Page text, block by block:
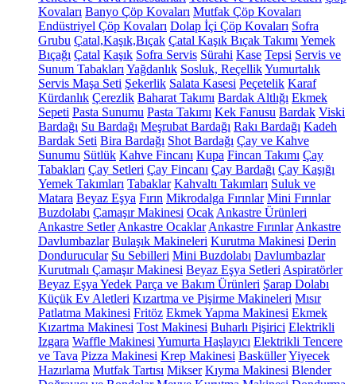
Kovaları Banyo Çöp Kovaları Mutfak Çöp Kovaları
Endüstriyel Çöp Kovaları Dolap İçi Çöp Kovaları Sofra
Grubu Çatal,Kaşık,Bıçak Çatal Kaşık Bıçak Takımı Yemek
Bıçağı Çatal Kaşık Sofra Servis Sürahi Kase Tepsi Servis ve
Sunum Tabakları Yağdanlık Sosluk, ReçellikYumurtalık
Servis Maşa Seti Şekerlik Salata Kasesi Peçetelik Karaf
Kürdanlık Çerezlik Baharat Takımı Bardak Altlığı Ekmek
Sepeti Pasta Sunumu Pasta Takımı Kek Fanusu Bardak Viski
Bardağı Su Bardağı Meşrubat Bardağı Rakı Bardağı Kadeh
Bardak Seti Bira Bardağı Shot Bardağı Çay ve Kahve
Sunumu Sütlük Kahve Fincanı Kupa Fincan Takımı Çay
Tabakları Çay Setleri Çay Fincanı Çay Bardağı Çay Kaşığı
Yemek Takımları Tabaklar Kahvaltı Takımları Suluk ve
Matara Beyaz Eşya Fırın Mikrodalga Fırınlar Mini Fırınlar
Buzdolabı Çamaşır Makinesi Ocak Ankastre Ürünleri
Ankastre Setler Ankastre Ocaklar Ankastre Fırınlar Ankastre
Davlumbazlar Bulaşık Makineleri Kurutma Makinesi Derin
Dondurucular Su Sebilleri Mini Buzdolabı Davlumbazlar
Kurutmalı Çamaşır Makinesi Beyaz Eşya Setleri Aspiratörler
Beyaz Eşya Yedek Parça ve Bakım Ürünleri Şarap Dolabı
Küçük Ev Aletleri Kızartma ve Pişirme Makineleri Mısır
Patlatma Makinesi Fritöz Ekmek Yapma Makinesi Ekmek
Kızartma Makinesi Tost Makinesi Buharlı Pişirici Elektrikli
Izgara Waffle Makinesi Yumurta Haşlayıcı Elektrikli Tencere
ve Tava Pizza Makinesi Krep Makinesi BasküllerYiyecek
Hazırlama Mutfak Tartısı Mikser Kıyma Makinesi Blender